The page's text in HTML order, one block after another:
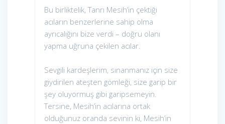
Bu birliktelik, Tanrı Mesih’in çektiği
acıların benzerlerine sahip olma
ayrıcalığını bize verdi – doğru olanı
yapma uğruna çekilen acılar.
Sevgili kardeşlerim, sınanmanız için size
giydirilen ateşten gömleği, size garip bir
şey oluyormuş gibi garipsemeyin.
Tersine, Mesih’in acılarına ortak
olduğunuz oranda sevinin ki, Mesih’in